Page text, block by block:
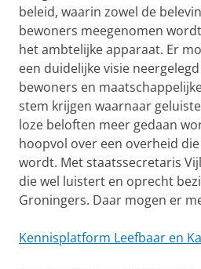
beleid, waarin zowel de
bewoners meegenomen
het ambtelijke apparaat. Er
een duidelijke visie
bewoners en
stem krijgen waarnaar
loze beloften meer gedaan
hoopvol over een overheid
wordt. Met staatssecretaris
die wel luistert en oprecht
Groningers. Daar mogen er
Kennisplatform Leefbaar en